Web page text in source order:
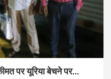
पर यूरिया बेचने पर…